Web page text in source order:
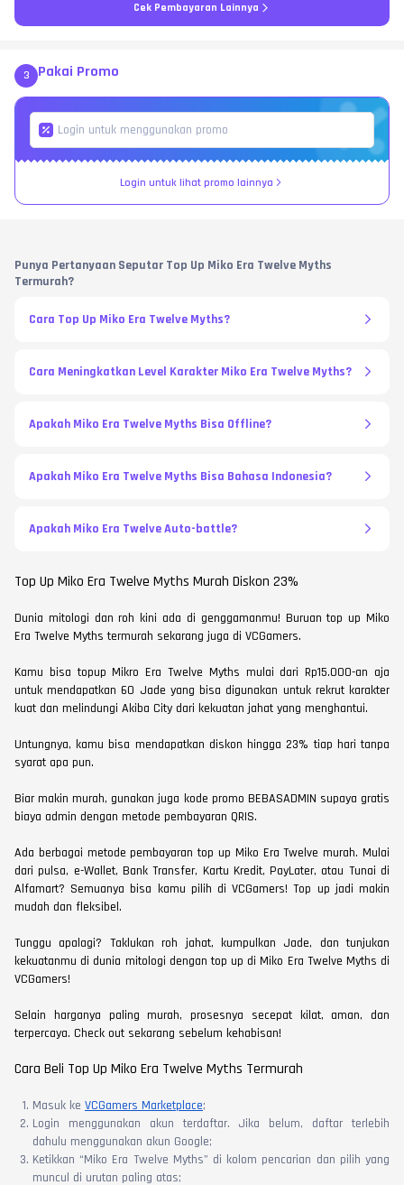
Cek Pembayaran Lainnya
3 Pakai Promo
Login untuk lihat promo lainnya
Punya Pertanyaan Seputar Top Up Miko Era Twelve Myths
Termurah?
Cara Top Up Miko Era Twelve Myths?
Cara Meningkatkan Level Karakter Miko Era Twelve Myths?
Apakah Miko Era Twelve Myths Bisa Offline?
Apakah Miko Era Twelve Myths Bisa Bahasa Indonesia?
Apakah Miko Era Twelve Auto-battle?
Top Up Miko Era Twelve Myths Murah Diskon 23%
Dunia mitologi dan roh kini ada di genggamanmu! Buruan top up Miko
Era Twelve Myths termurah sekarang juga di VCGamers.
Kamu bisa topup Mikro Era Twelve Myths mulai dari Rp15.000-an aja
untuk mendapatkan 60 Jade yang bisa digunakan untuk rekrut karakter
kuat dan melindungi Akiba City dari kekuatan jahat yang menghantui.
Untungnya, kamu bisa mendapatkan diskon hingga 23% tiap hari tanpa
syarat apa pun.
Biar makin murah, gunakan juga kode promo BEBASADMIN supaya gratis
biaya admin dengan metode pembayaran QRIS.
Ada berbagai metode pembayaran top up Miko Era Twelve murah. Mulai
dari pulsa, e-Wallet, Bank Transfer, Kartu Kredit, PayLater, atau Tunai di
Alfamart? Semuanya bisa kamu pilih di VCGamers! Top up jadi makin
mudah dan fleksibel.
Tunggu apalagi? Taklukan roh jahat, kumpulkan Jade, dan tunjukan
kekuatanmu di dunia mitologi dengan top up di Miko Era Twelve Myths di
VCGamers!
Selain harganya paling murah, prosesnya secepat kilat, aman, dan
terpercaya. Check out sekarang sebelum kehabisan!
Cara Beli Top Up Miko Era Twelve Myths Termurah
Masuk ke VCGamers Marketplace;
Login menggunakan akun terdaftar. Jika belum, daftar terlebih
dahulu menggunakan akun Google;
Ketikkan “Miko Era Twelve Myths” di kolom pencarian dan pilih yang
muncul di urutan paling atas;